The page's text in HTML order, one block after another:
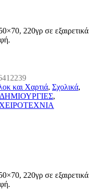
220γρ σε εξαιρετικά
και Χαρτιά, Σχολικά,
ΔΗΜΙΟΥΡΓΙΕΣ,
ΧΕΙΡΟΤΕΧΝΙΑ
220γρ σε εξαιρετικά